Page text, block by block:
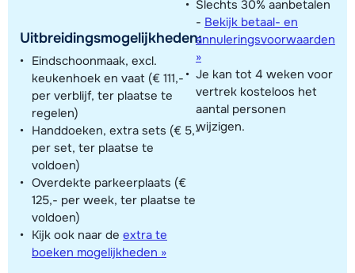
Uitbreidingsmogelijkheden:
Eindschoonmaak, excl.
keukenhoek en vaat (€ 111,-
per verblijf, ter plaatse te
regelen)
Handdoeken, extra sets (€ 5,-
per set, ter plaatse te
voldoen)
Overdekte parkeerplaats (€
125,- per week, ter plaatse te
voldoen)
Kijk ook naar de extra te
boeken mogelijkheden »
Slechts 30% aanbetalen
- Bekijk betaal- en
annuleringsvoorwaarden
»
Je kan tot 4 weken voor
vertrek kosteloos het
aantal personen
wijzigen.